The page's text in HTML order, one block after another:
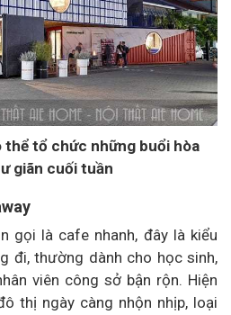
thể tổ chức những buổi hòa
giãn cuối tuần
gọi là cafe nhanh, đây là kiểu
đi, thường dành cho học sinh,
viên công sở bận rộn. Hiện
thị ngày càng nhộn nhịp, loại